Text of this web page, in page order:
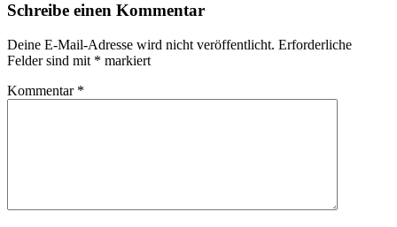
Schreibe einen Kommentar
Deine E-Mail-Adresse wird nicht veröffentlicht. Erforderliche
Felder sind mit * markiert
Kommentar *